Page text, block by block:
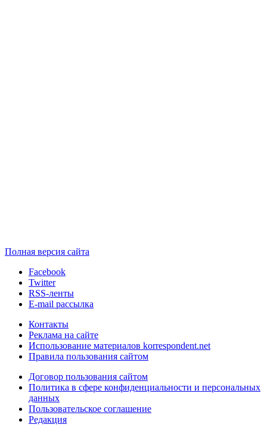
Полная версия сайта
Facebook
Twitter
RSS-ленты
E-mail рассылка
Контакты
Реклама на сайте
Использование материалов korrespondent.net
Правила пользования сайтом
Договор пользования сайтом
Политика в сфере конфиденциальности и персональных
данных
Пользовательское соглашение
Редакция